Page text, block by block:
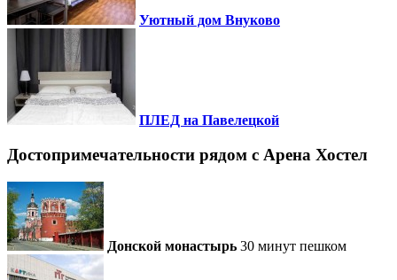
Уютный дом Внуково
ПЛЕД на Павелецкой
Достопримечательности рядом c Арена Хостел
Донской монастырь 30 минут пешком